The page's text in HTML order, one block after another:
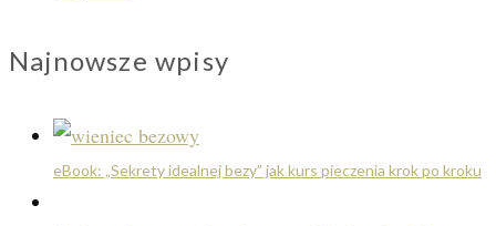
Najnowsze wpisy
eBook: „Sekrety idealnej bezy” jak kurs pieczenia krok po kroku